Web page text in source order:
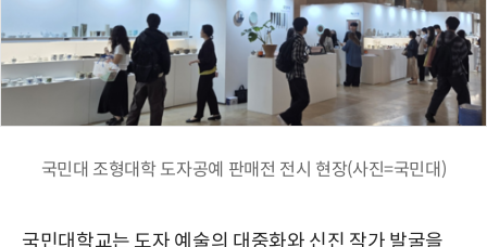
국민대 조형대학 도자공예 판매전 전시 현장(사진=국민대)
국민대학교는 도자 예술의 대중화와 신진 작가 발굴을